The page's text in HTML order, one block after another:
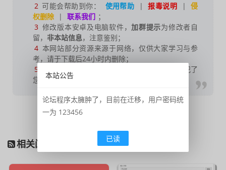
2 可能会帮助到你： 使用帮助 | 报毒说明 |
侵
权删除
| 联系我们 ；
3 修改版本安卓及电脑软件，加群提示为修改者自
留， 非本站信息，注意鉴别；
4 本网站部分资源来源于网络，仅供大家学习与参
考，请于下载后24小时内删除；
5
若作商业用途，请联系原作者授权，若本站侵犯了
您的权益请联系站长进行删除处理；
收藏
相关阅读
本站公告
论坛程序太臃肿了，目前在迁移，用户密码统
一为 123456
已读